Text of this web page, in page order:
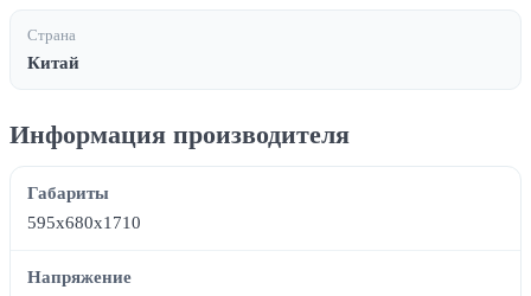
Страна
Китай
Информация производителя
Габариты
595x680x1710
Напряжение